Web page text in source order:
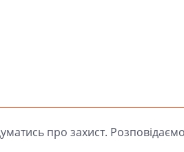
про захист.